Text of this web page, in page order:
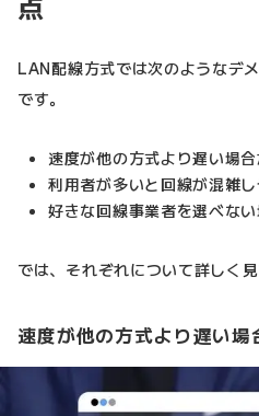
LAN配線方式では次のようなデ
です。
速度が他の方式より遅い場
利用者が多いと回線が混雑
好きな回線事業者を選べな
では、それぞれについて詳しく見
速度が他の方式より遅い場